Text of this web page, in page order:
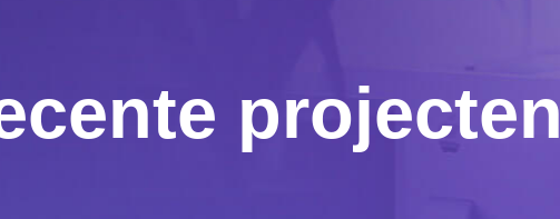
projecten